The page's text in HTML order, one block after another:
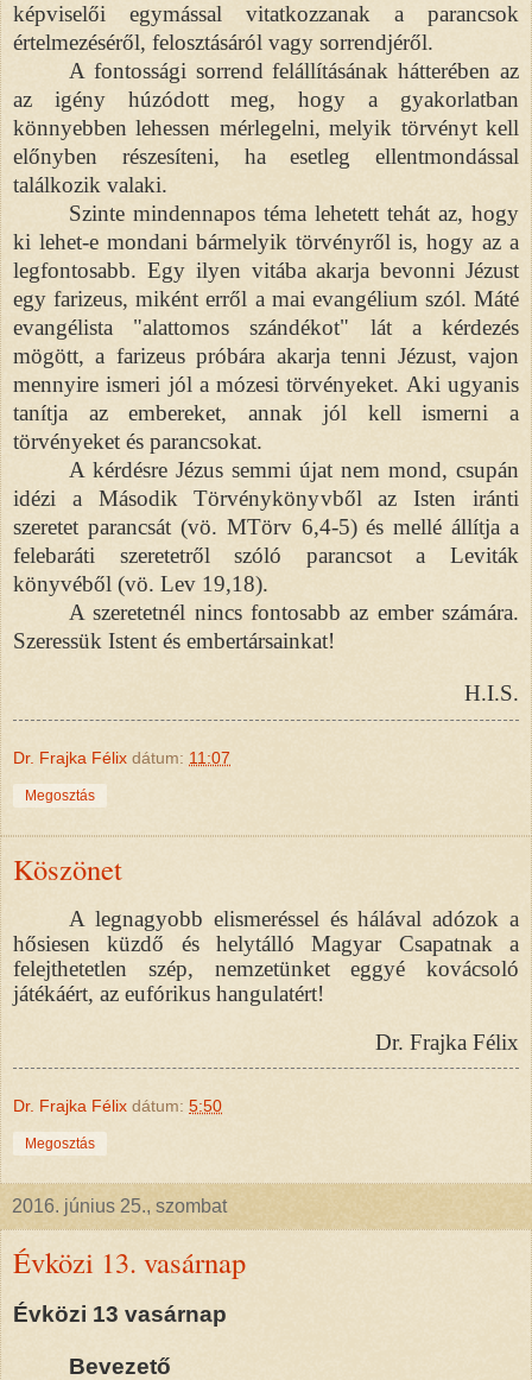
képviselői egymással vitatkozzanak a parancsok
értelmezéséről, felosztásáról vagy sorrendjéről.
A fontossági sorrend felállításának hátterében az
az igény húzódott meg, hogy a gyakorlatban
könnyebben lehessen mérlegelni, melyik törvényt kell
előnyben részesíteni, ha esetleg ellentmondással
találkozik valaki.
Szinte mindennapos téma lehetett tehát az, hogy
ki lehet-e mondani bármelyik törvényről is, hogy az a
legfontosabb. Egy ilyen vitába akarja bevonni Jézust
egy farizeus, miként erről a mai evangélium szól. Máté
evangélista "alattomos szándékot" lát a kérdezés
mögött, a farizeus próbára akarja tenni Jézust, vajon
mennyire ismeri jól a mózesi törvényeket. Aki ugyanis
tanítja az embereket, annak jól kell ismerni a
törvényeket és parancsokat.
A kérdésre Jézus semmi újat nem mond, csupán
idézi a Második Törvénykönyvből az Isten iránti
szeretet parancsát (vö. MTörv 6,4-5) és mellé állítja a
felebaráti szeretetről szóló parancsot a Leviták
könyvéből (vö. Lev 19,18).
A szeretetnél nincs fontosabb az ember számára.
Szeressük Istent és embertársainkat!
H.I.S.
Dr. Frajka Félix dátum: 11:07
Megosztás
Köszönet
A legnagyobb elismeréssel és hálával adózok a
hősiesen küzdő és helytálló Magyar Csapatnak a
felejthetetlen szép, nemzetünket eggyé kovácsoló
játékáért, az eufórikus hangulatért!
Dr. Frajka Félix
Dr. Frajka Félix dátum: 5:50
Megosztás
2016. június 25., szombat
Évközi 13. vasárnap
Évközi 13 vasárnap
Bevezető